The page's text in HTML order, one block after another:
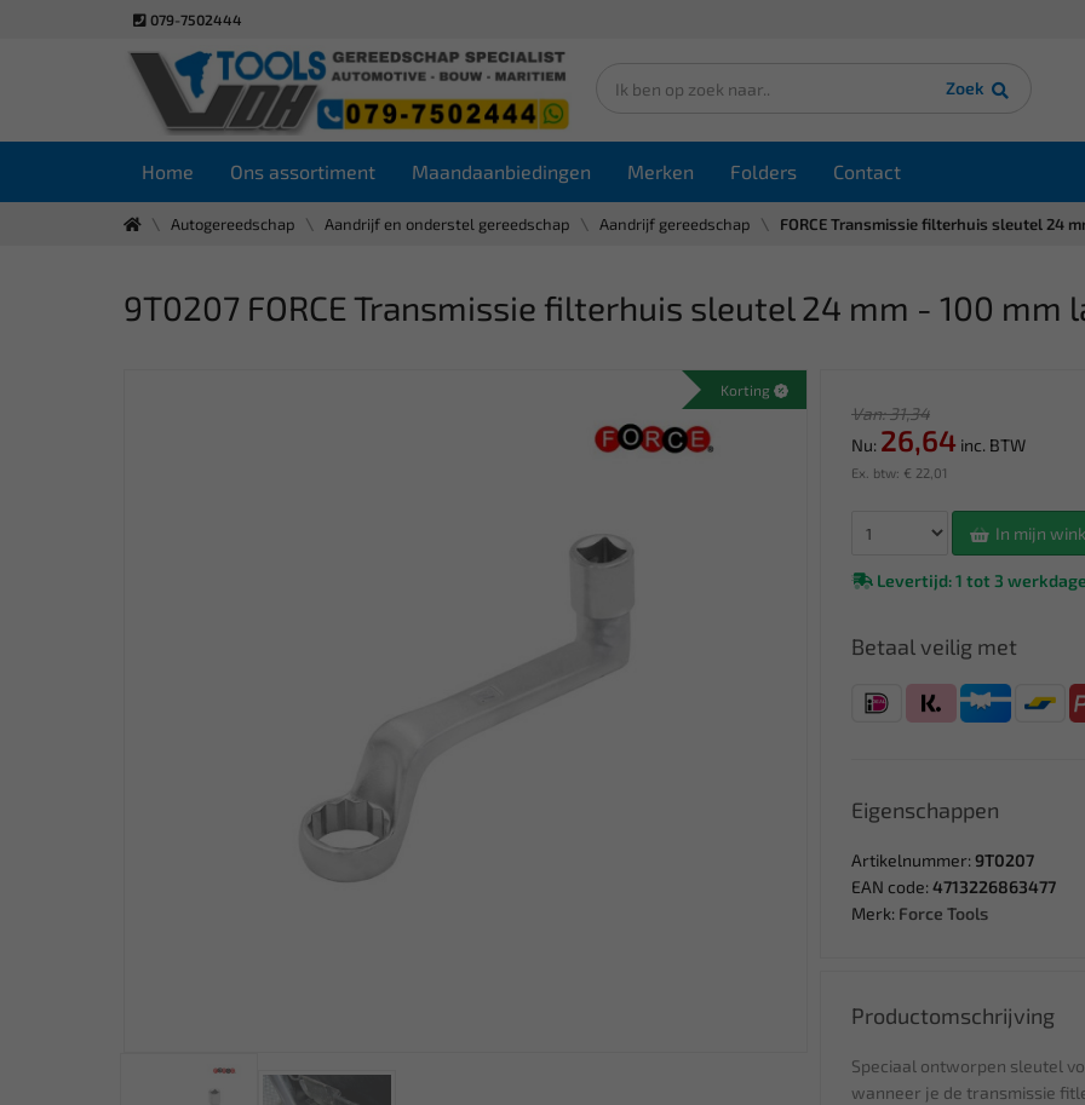
079-7502444
Zoek
Home Ons assortiment Maandaanbiedingen Merken Folders Contact
Autogereedschap Aandrijf en onderstel gereedschap Aandrijf gereedschap FORCE Transmissie filterhuis sleutel 24
9T0207 FORCE Transmissie filterhuis sleutel 24 mm - 100 mm
Korting
Van: 31,34
Nu: 26,64 inc. BTW
Ex. btw: € 22,01
In mijn
Levertijd: 1 tot 3
Betaal veilig met
Eigenschappen
Artikelnummer: 9T0207
EAN code: 4713226863477
Merk: Force Tools
Productomschrijving
Speciaal ontworpen sleutel
wanneer je de transmissie